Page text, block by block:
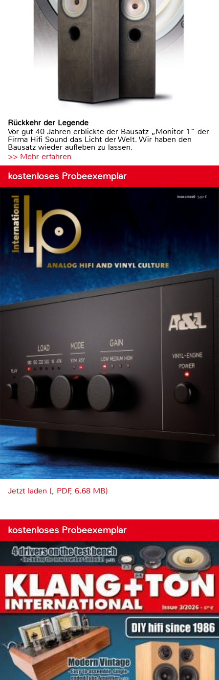
Rückkehr der Legende
Vor gut 40 Jahren erblickte der Bausatz „Monitor 1“ der
Firma Hifi Sound das Licht der Welt. Wir haben den
Bausatz wieder aufleben zu lassen.
>> Mehr erfahren
kostenloses Probeexemplar
Jetzt laden (, PDF, 6.68 MB)
kostenloses Probeexemplar